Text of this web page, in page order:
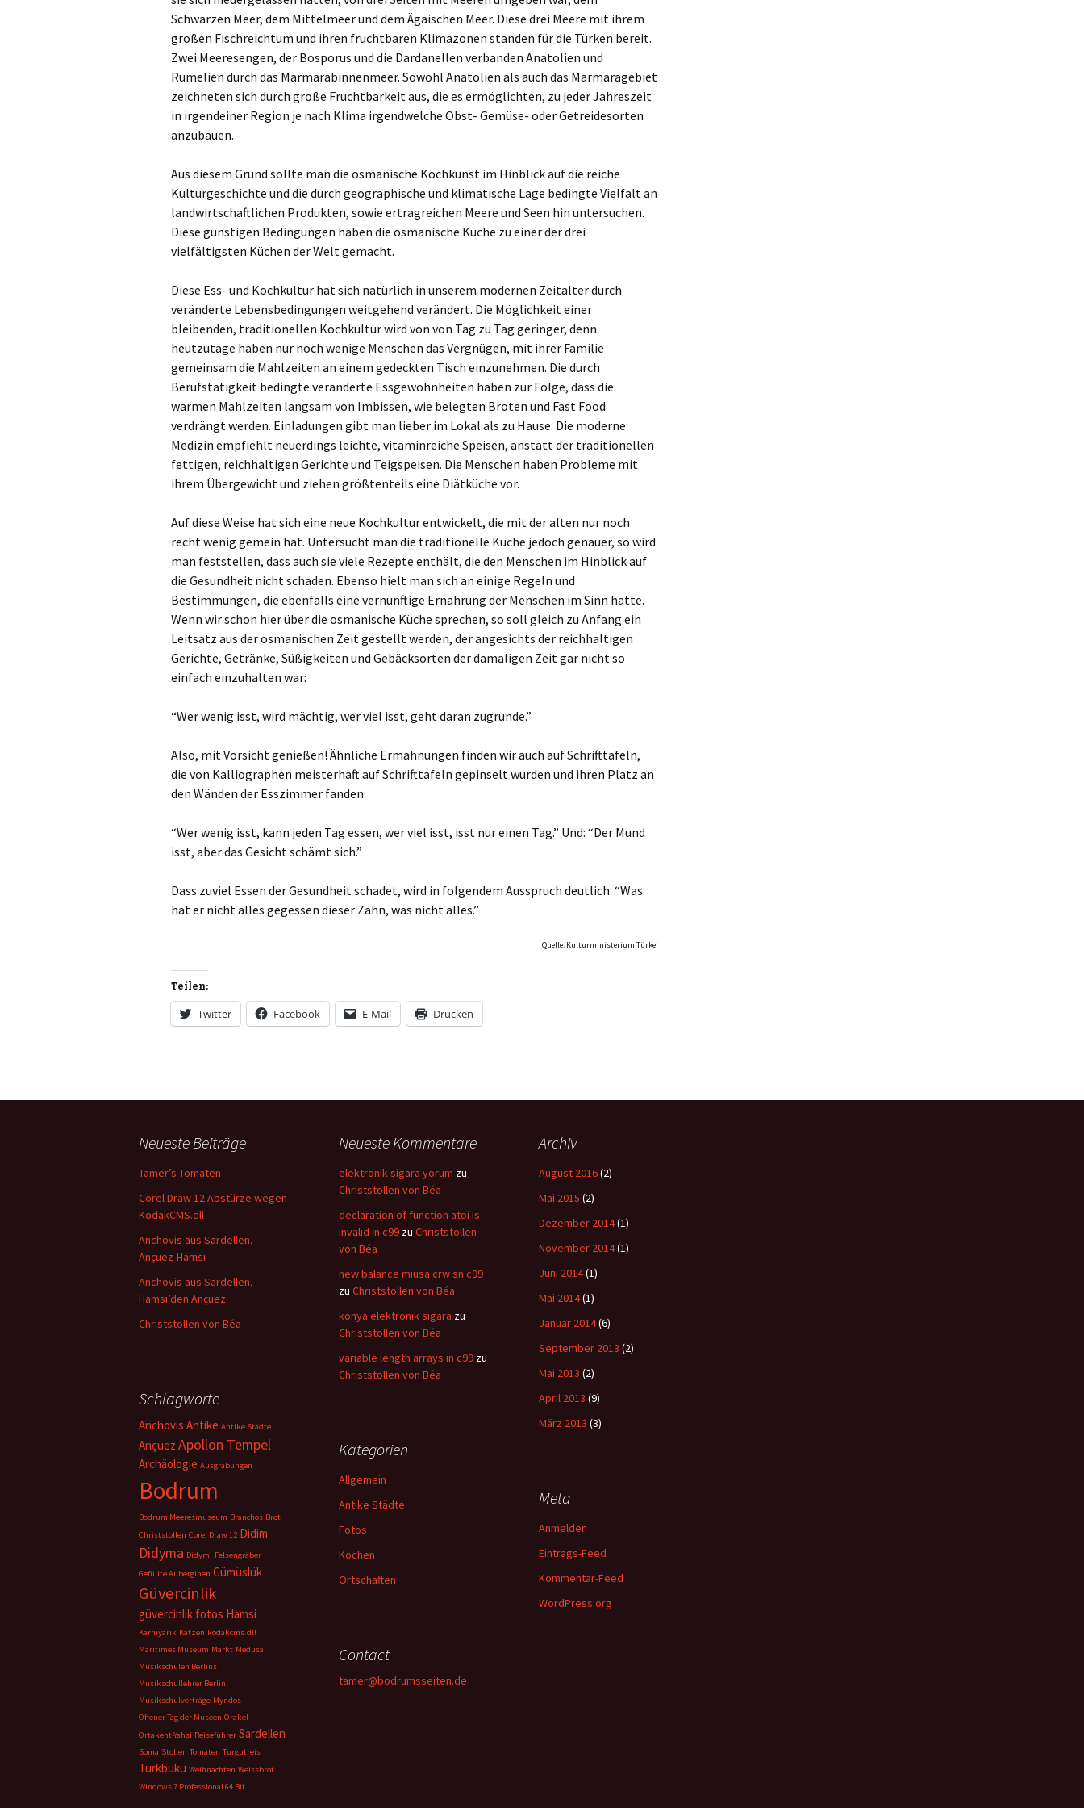
Schwarzen Meer, dem Mittelmeer und dem Ägäischen Meer. Diese drei Meere mit ihrem
großen Fischreichtum und ihren fruchtbaren Klimazonen standen für die Türken bereit.
Zwei Meeresengen, der Bosporus und die Dardanellen verbanden Anatolien und
Rumelien durch das Marmarabinnenmeer. Sowohl Anatolien als auch das Marmaragebiet
zeichneten sich durch große Fruchtbarkeit aus, die es ermöglichten, zu jeder Jahreszeit
in irgendeiner Region je nach Klima irgendwelche Obst- Gemüse- oder Getreidesorten
anzubauen.
Aus diesem Grund sollte man die osmanische Kochkunst im Hinblick auf die reiche
Kulturgeschichte und die durch geographische und klimatische Lage bedingte Vielfalt an
landwirtschaftlichen Produkten, sowie ertragreichen Meere und Seen hin untersuchen.
Diese günstigen Bedingungen haben die osmanische Küche zu einer der drei
vielfältigsten Küchen der Welt gemacht.
Diese Ess- und Kochkultur hat sich natürlich in unserem modernen Zeitalter durch
veränderte Lebensbedingungen weitgehend verändert. Die Möglichkeit einer
bleibenden, traditionellen Kochkultur wird von von Tag zu Tag geringer, denn
heutzutage haben nur noch wenige Menschen das Vergnügen, mit ihrer Familie
gemeinsam die Mahlzeiten an einem gedeckten Tisch einzunehmen. Die durch
Berufstätigkeit bedingte veränderte Essgewohnheiten haben zur Folge, dass die
warmen Mahlzeiten langsam von Imbissen, wie belegten Broten und Fast Food
verdrängt werden. Einladungen gibt man lieber im Lokal als zu Hause. Die moderne
Medizin empfiehlt neuerdings leichte, vitaminreiche Speisen, anstatt der traditionellen
fettigen, reichhaltigen Gerichte und Teigspeisen. Die Menschen haben Probleme mit
ihrem Übergewicht und ziehen größtenteils eine Diätküche vor.
Auf diese Weise hat sich eine neue Kochkultur entwickelt, die mit der alten nur noch
recht wenig gemein hat. Untersucht man die traditionelle Küche jedoch genauer, so wird
man feststellen, dass auch sie viele Rezepte enthält, die den Menschen im Hinblick auf
die Gesundheit nicht schaden. Ebenso hielt man sich an einige Regeln und
Bestimmungen, die ebenfalls eine vernünftige Ernährung der Menschen im Sinn hatte.
Wenn wir schon hier über die osmanische Küche sprechen, so soll gleich zu Anfang ein
Leitsatz aus der osmanischen Zeit gestellt werden, der angesichts der reichhaltigen
Gerichte, Getränke, Süßigkeiten und Gebäcksorten der damaligen Zeit gar nicht so
einfach einzuhalten war:
“Wer wenig isst, wird mächtig, wer viel isst, geht daran zugrunde.”
Also, mit Vorsicht genießen! Ähnliche Ermahnungen finden wir auch auf Schrifttafeln,
die von Kalliographen meisterhaft auf Schrifttafeln gepinselt wurden und ihren Platz an
den Wänden der Esszimmer fanden:
“Wer wenig isst, kann jeden Tag essen, wer viel isst, isst nur einen Tag.” Und: “Der Mund
isst, aber das Gesicht schämt sich.”
Dass zuviel Essen der Gesundheit schadet, wird in folgendem Ausspruch deutlich: “Was
hat er nicht alles gegessen dieser Zahn, was nicht alles.”
Quelle: Kulturministerium Türkei
Teilen:
Twitter Facebook E-Mail Drucken
Neueste Beiträge
Tamer’s Tomaten
Corel Draw 12 Abstürze wegen
KodakCMS.dll
Anchovis aus Sardellen,
Ançuez-Hamsi
Anchovis aus Sardellen,
Hamsi’den Ançuez
Christstollen von Béa
Neueste Kommentare
elektronik sigara yorum zu
Christstollen von Béa
declaration of function atoi is
invalid in c99 zu Christstollen
von Béa
new balance miusa crw sn c99
zu Christstollen von Béa
konya elektronik sigara zu
Christstollen von Béa
variable length arrays in c99 zu
Christstollen von Béa
Archiv
August 2016(2)
Mai 2015 (2)
Dezember 2014(1)
November 2014(1)
Juni 2014(1)
Mai 2014(1)
Januar 2014(6)
September 2013 (2)
Mai 2013 (2)
April 2013 (9)
März 2013 (3)
Schlagworte
Anchovis Antike Antike Städte
Ançuez Apollon Tempel
Archäologie Ausgrabungen
Bodrum
Bodrum Meeresmuseum Branchos Brot
Christstollen Corel Draw 12 Didim
Didyma Didymi Felsengräber
Gefüllte Auberginen Gümüslük
Güvercinlik
güvercinlik fotos Hamsi
Karniyarik Katzen kodakcms.dll
Maritimes Museum Markt Medusa
Musikschulen Berlins
Musikschullehrer Berlin
Musikschulverträge Myndos
Offener Tag der Museen Orakel
Ortakent-Yahsi Reiseführer Sardellen
Soma Stollen Tomaten Turgutreis
Türkbükü Weihnachten Weissbrot
Windows 7 Professional 64 Bit
Kategorien
Allgemein
Antike Städte
Fotos
Kochen
Ortschaften
Meta
Anmelden
Eintrags-Feed
Kommentar-Feed
WordPress.org
Contact
tamer@bodrumsseiten.de